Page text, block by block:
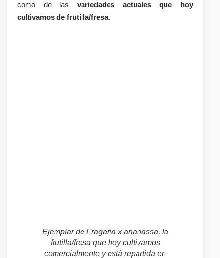
como de las variedades actuales que hoy
cultivamos de frutilla/fresa.
Ejemplar de Fragaria x ananassa, la
frutilla/fresa que hoy cultivamos
comercialmente y está repartida en